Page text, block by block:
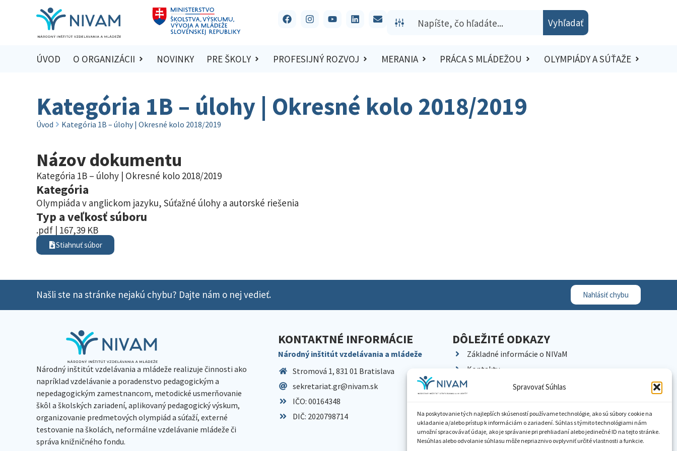
Spravovať Súhlas
Na poskytovanie tých najlepších skúseností používame technológie, ako sú súbory cookie na
ukladanie a/alebo prístup k informáciám o zariadení. Súhlas s týmito technológiami nám
umožní spracovávať údaje, ako je správanie pri prehliadaní alebo jedinečné ID na tejto stránke.
Nesúhlas alebo odvolanie súhlasu môže nepriaznivo ovplyvniť určité vlastnosti a funkcie.
Vyhľadať
ÚVOD O ORGANIZÁCII NOVINKY PRE ŠKOLY PROFESIJNÝ ROZVOJ MERANIA PRÁCA S MLÁDEŽOU OLYMPIÁDY A SÚŤAŽE
Kategória 1B – úlohy | Okresné kolo 2018/2019
Úvod Kategória 1B – úlohy | Okresné kolo 2018/2019
Názov dokumentu
Kategória 1B – úlohy | Okresné kolo 2018/2019
Kategória
Olympiáda v anglickom jazyku, Súťažné úlohy a autorské riešenia
Typ a veľkosť súboru
.pdf | 167,39 KB
Stiahnuť súbor
Našli ste na stránke nejakú chybu? Dajte nám o nej vedieť. Nahlásiť chybu
Národný inštitút vzdelávania a mládeže realizuje činnosti ako
napríklad vzdelávanie a poradenstvo pedagogickým a
nepedagogickým zamestnancom, metodické usmerňovanie
škôl a školských zariadení, aplikovaný pedagogický výskum,
organizovanie predmetových olympiád a súťaží, externé
testovanie na školách, neformálne vzdelávanie mládeže či
správa knižničného fondu.
KONTAKTNÉ INFORMÁCIE
Národný inštitút vzdelávania a mládeže
Stromová 1, 831 01 Bratislava
sekretariat.gr@nivam.sk
IČO: 00164348
DIČ: 2020798714
DÔLEŽITÉ ODKAZY
Základné informácie o NIVaM
Kontakty
Kariéra
Pracoviská NIVaM
Dokumenty inštitúcie
Knižnica